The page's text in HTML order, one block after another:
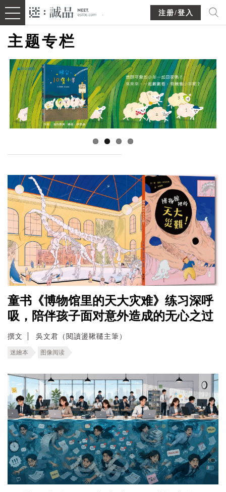
注册/登入
主题专栏
童书《博物馆里的天大灾难》练习深呼
吸，陪伴孩子面对意外造成的无心之过
撰文 吳文君（閱讀盪鞦韆主筆）
迷繪本 图像阅读